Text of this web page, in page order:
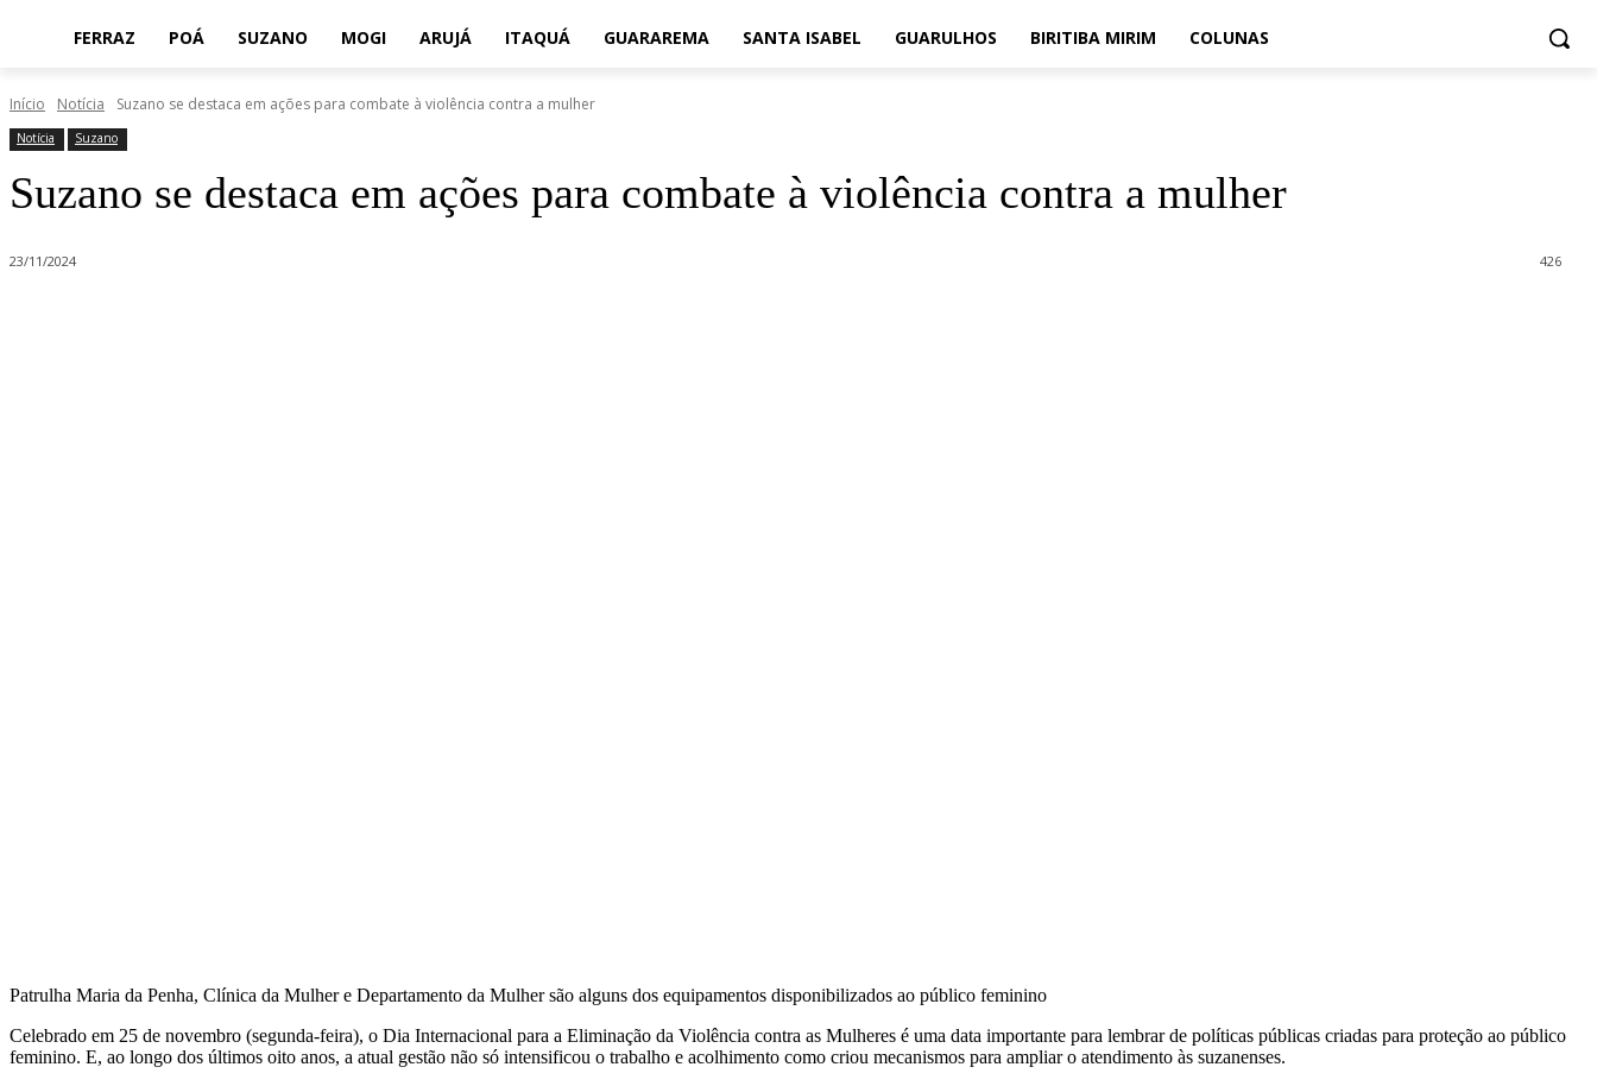
FERRAZ POÁ SUZANO MOGI ARUJÁ ITAQUÁ GUARAREMA SANTA ISABEL GUARULHOS BIRITIBA MIRIM COLUNAS
Início Notícia Suzano se destaca em ações para combate à violência contra a mulher
Notícia Suzano
Suzano se destaca em ações para combate à violência contra a mulher
23/11/2024 426
Patrulha Maria da Penha, Clínica da Mulher e Departamento da Mulher são alguns dos equipamentos disponibilizados ao público feminino
Celebrado em 25 de novembro (segunda-feira), o Dia Internacional para a Eliminação da Violência contra as Mulheres é uma data importante para lembrar de políticas públicas criadas para proteção ao público
feminino. E, ao longo dos últimos oito anos, a atual gestão não só intensificou o trabalho e acolhimento como criou mecanismos para ampliar o atendimento às suzanenses.